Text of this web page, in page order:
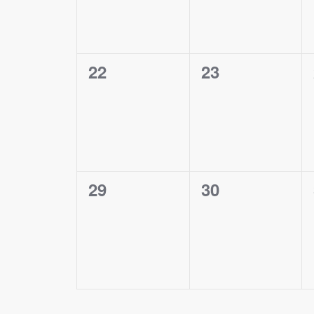
0
22
0
23
0
29
0
30